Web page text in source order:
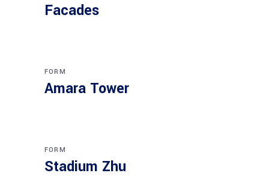
Facades
FORM
Amara Tower
FORM
Stadium Zhu